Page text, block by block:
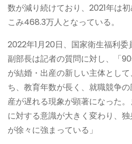
数が減り続けており、2021年は
こみ468.3万人となっている。
2022年1月20日、国家衛生福利
副部長は記者の質問に対し、「
が結婚・出産の新しい主体とし
ち、教育年数が長く、就職競争
産が遅れる現象が顕著になった
に対する意識が大きく変わり、
が徐々に強まっている」